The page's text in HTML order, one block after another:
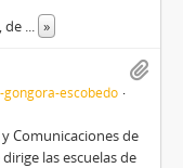
de ... »
escobedo
Comunicaciones de
las escuelas de